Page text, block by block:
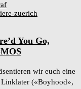
You Go,
wir euch eine
(«Boyhood»,